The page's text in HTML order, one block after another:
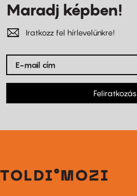
Maradj képben!
Iratkozz fel hírlevelünkre!
Feliratkozás